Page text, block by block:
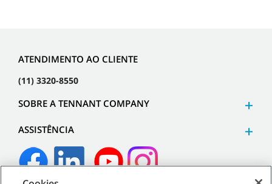
ATENDIMENTO AO CLIENTE
(11) 3320-8550
SOBRE A TENNANT COMPANY
ASSISTÊNCIA